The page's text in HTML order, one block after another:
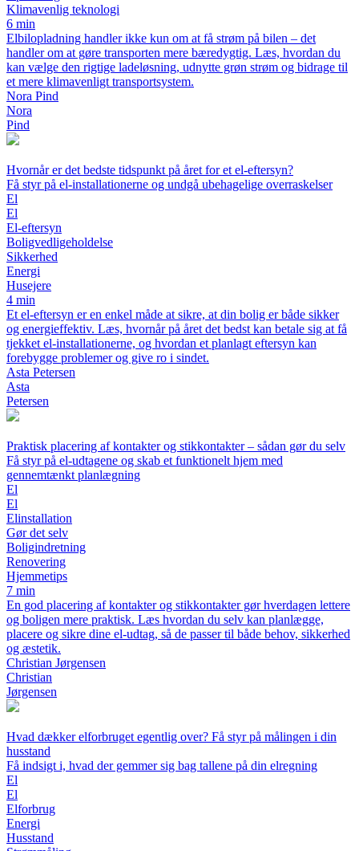
Klimavenlig teknologi
6 min
Elbilopladning handler ikke kun om at få strøm på bilen – det
handler om at gøre transporten mere bæredygtig. Læs, hvordan du
kan vælge den rigtige ladeløsning, udnytte grøn strøm og bidrage til
et mere klimavenligt transportsystem.
Nora Pind
Nora
Pind
Hvornår er det bedste tidspunkt på året for et el-eftersyn?
Få styr på el-installationerne og undgå ubehagelige overraskelser
El
El
El-eftersyn
Boligvedligeholdelse
Sikkerhed
Energi
Husejere
4 min
Et el-eftersyn er en enkel måde at sikre, at din bolig er både sikker
og energieffektiv. Læs, hvornår på året det bedst kan betale sig at få
tjekket el-installationerne, og hvordan et planlagt eftersyn kan
forebygge problemer og give ro i sindet.
Asta Petersen
Asta
Petersen
Praktisk placering af kontakter og stikkontakter – sådan gør du selv
Få styr på el-udtagene og skab et funktionelt hjem med
gennemtænkt planlægning
El
El
Elinstallation
Gør det selv
Boligindretning
Renovering
Hjemmetips
7 min
En god placering af kontakter og stikkontakter gør hverdagen lettere
og boligen mere praktisk. Læs hvordan du selv kan planlægge,
placere og sikre dine el-udtag, så de passer til både behov, sikkerhed
og æstetik.
Christian Jørgensen
Christian
Jørgensen
Hvad dækker elforbruget egentlig over? Få styr på målingen i din
husstand
Få indsigt i, hvad der gemmer sig bag tallene på din elregning
El
El
Elforbrug
Energi
Husstand